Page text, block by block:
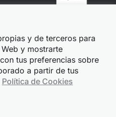
y de terceros para
y mostrarte
tus preferencias sobre
a partir de tus
Política de Cookies